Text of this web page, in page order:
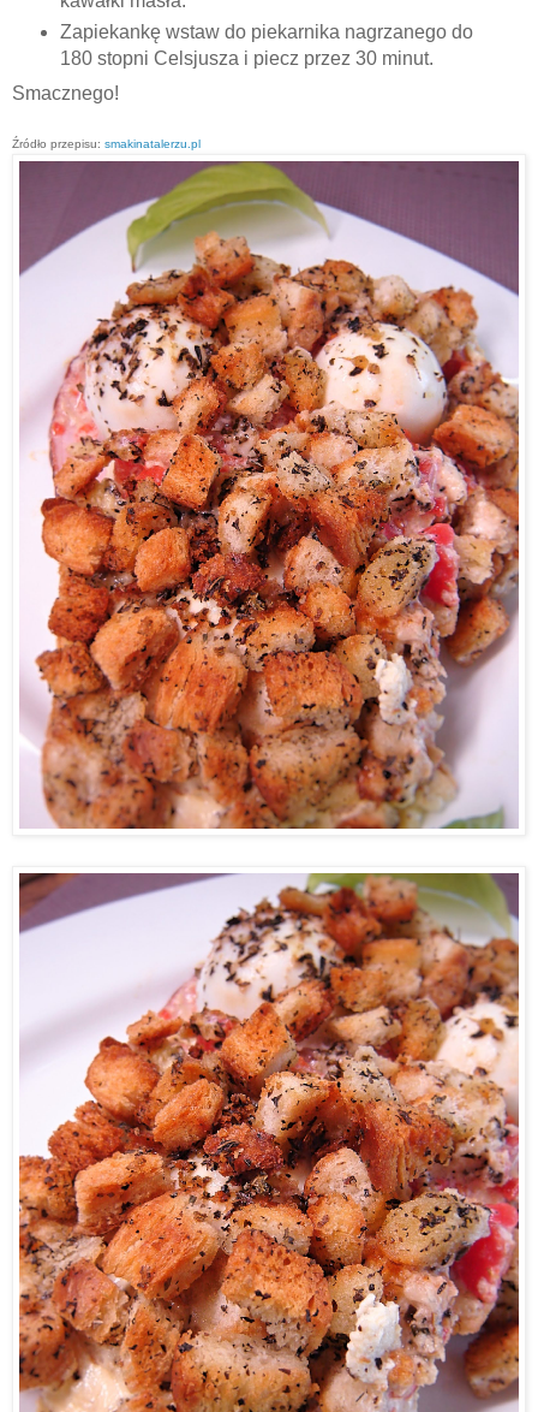
Zapiekankę wstaw do piekarnika nagrzanego do
180 stopni Celsjusza i piecz przez 30 minut.
Smacznego!
Źródło przepisu: smakinatalerzu.pl